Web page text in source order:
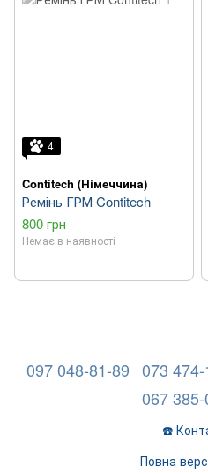
4
Contitech (Німеччина)
Ремінь ГРМ Contitech
800 грн
Немає в наявності
097 048-81-89 073
067
☎️
Повна